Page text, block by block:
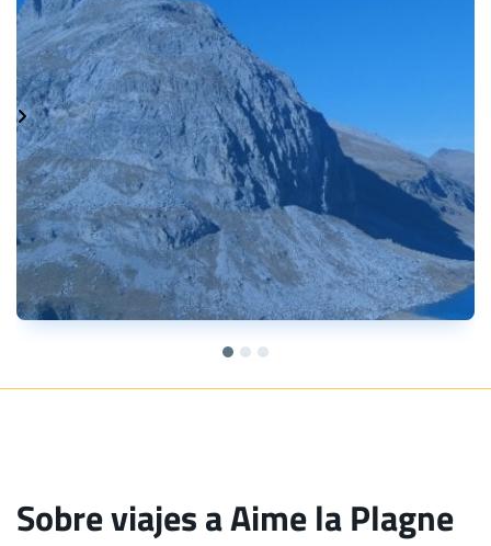
Sobre viajes a Aime la Plagne